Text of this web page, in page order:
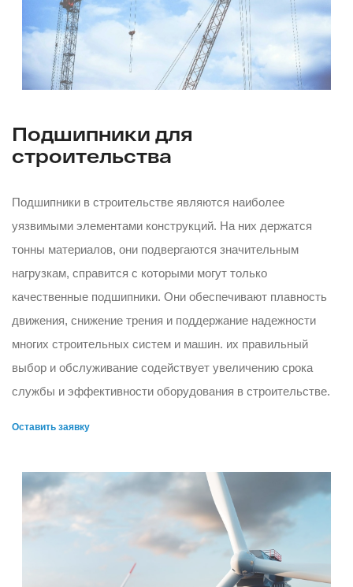
Подшипники для
строительства
Подшипники в строительстве являются наиболее
уязвимыми элементами конструкций. На них держатся
тонны материалов, они подвергаются значительным
нагрузкам, справится с которыми могут только
качественные подшипники. Они обеспечивают плавность
движения, снижение трения и поддержание надежности
многих строительных систем и машин. их правильный
выбор и обслуживание содействует увеличению срока
службы и эффективности оборудования в строительстве.
Оставить заявку